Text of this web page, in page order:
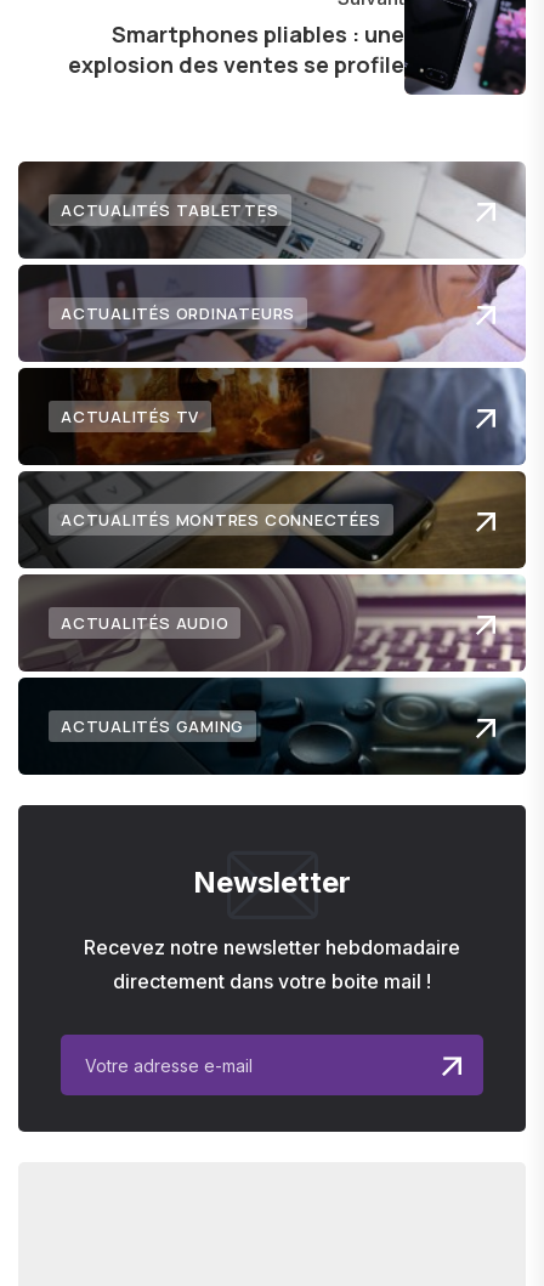
technologie me permet de présenter aux
lecteurs un aperçu captivant de ce que le futur
Smartphones pliables : une
explosion des ventes se profile
ACTUALITÉS TABLETTES
ACTUALITÉS ORDINATEURS
ACTUALITÉS TV
ACTUALITÉS MONTRES CONNECTÉES
ACTUALITÉS AUDIO
ACTUALITÉS GAMING
Newsletter
Recevez notre newsletter hebdomadaire
directement dans votre boite mail !